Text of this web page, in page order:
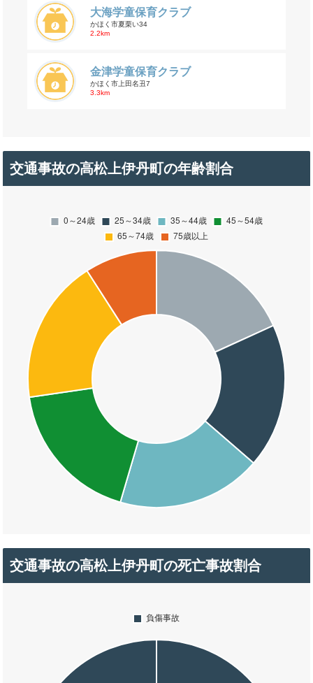
大海学童保育クラブ
かほく市夏栗い34
2.2km
金津学童保育クラブ
かほく市上田名丑7
3.3km
交通事故の高松上伊丹町の年齢割合
交通事故の高松上伊丹町の死亡事故割合